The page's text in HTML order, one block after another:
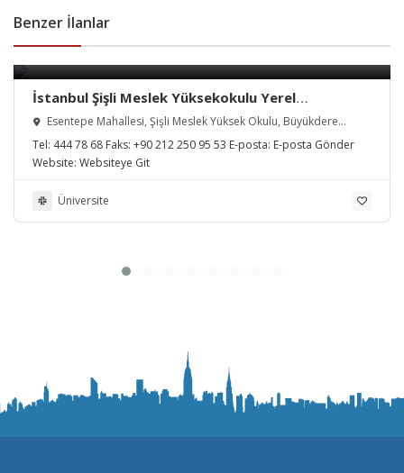
Benzer İlanlar
İstanbul Şişli Meslek Yüksekokulu Yerel
Yönetimler Programı
Esentepe Mahallesi, Şişli Meslek Yüksek Okulu, Büyükdere
Tel: 444 78 68 Faks: +90 212 250 95 53 E-posta: E-posta Gönder
Website: Websiteye Git
Üniversite